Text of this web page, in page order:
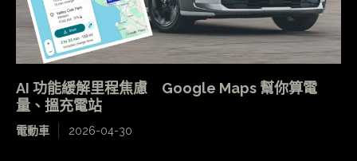
AI 功能緩解里程焦慮 Google Maps 幫你算電
量、搵充電站
電動車 2026-04-30